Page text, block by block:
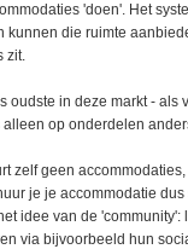
'doen'. Het
kunnen die ruimte
zit.
oudste in deze markt -
alleen op onderdelen
zelf geen
je je accommodatie
idee van de
via bijvoorbeeld hun